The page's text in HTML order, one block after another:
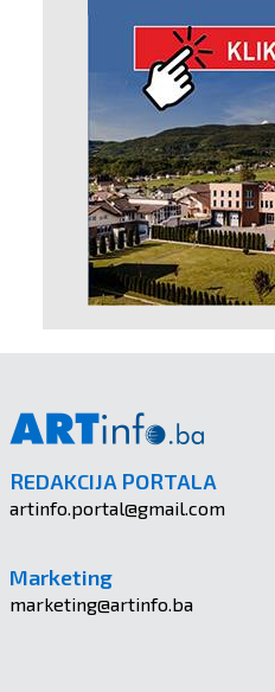
REDAKCIJA PORTALA
artinfo.portal@gmail.com
Marketing
marketing@artinfo.ba